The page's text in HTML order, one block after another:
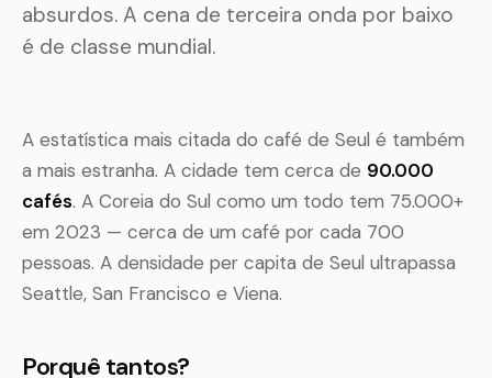
absurdos. A cena de terceira onda por baixo
é de classe mundial.
A estatística mais citada do café de Seul é também
a mais estranha. A cidade tem cerca de 90.000
cafés. A Coreia do Sul como um todo tem 75.000+
em 2023 — cerca de um café por cada 700
pessoas. A densidade per capita de Seul ultrapassa
Seattle, San Francisco e Viena.
Porquê tantos?